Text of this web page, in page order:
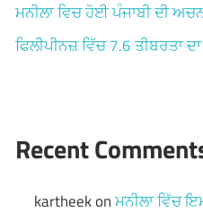
ਮਨੀਲਾ ਵਿਚ ਹੋਈ ਪੰਜਾਬੀ ਦੀ
ਫਿਲੀਪੀਨਜ਼ ਵਿੱਚ 7.6 ਤੀਬਰਤਾ
Recent
kartheekonਮਨੀਲਾ ਵਿੱਚ